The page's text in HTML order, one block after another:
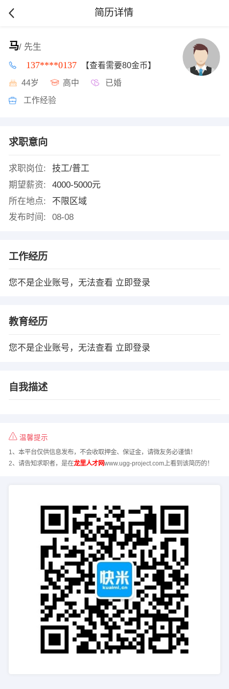
简历详情
马/ 先生
137****0137 【查看需要80金币】
44岁 高中 已婚
工作经验
求职意向
求职岗位:
技工/普工
期望薪资:
4000-5000元
所在地点:
不限区域
发布时间:
08-08
工作经历
您不是企业账号，无法查看 立即登录
教育经历
您不是企业账号，无法查看 立即登录
自我描述
温馨提示
1、本平台仅供信息发布，不会收取押金、保证金，请微友务必谨慎！
2、请告知求职者，是在龙里人才网www.ugg-project.com上看到该简历的！